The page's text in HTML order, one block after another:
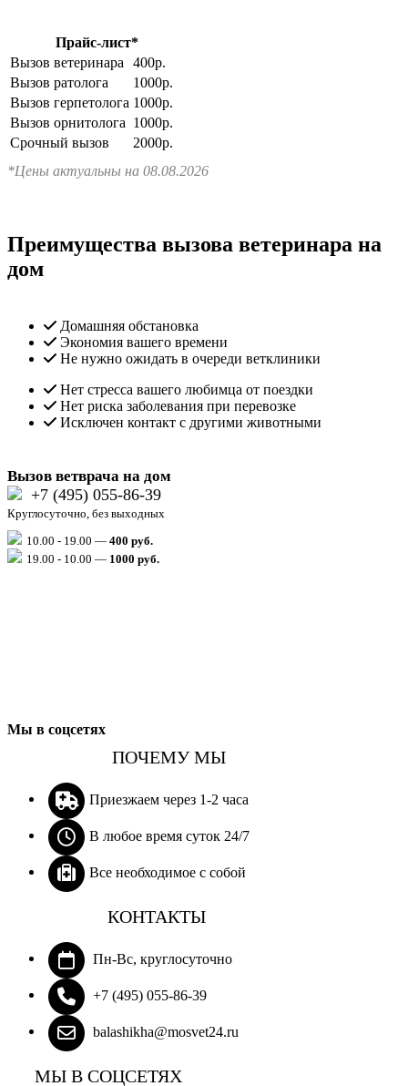
Прайс-лист*
Вызов ветеринара
400р.
Вызов ратолога
1000р.
Вызов герпетолога 1000р.
Вызов орнитолога 1000р.
Срочный вызов
2000р.
*Цены актуальны на 08.08.2026
Преимущества вызова ветеринара на
дом
Домашняя обстановка
Экономия вашего времени
Не нужно ожидать в очереди ветклиники
Нет стресса вашего любимца от поездки
Нет риска заболевания при перевозке
Исключен контакт с другими животными
Вызов ветврача на дом
+7 (495) 055-86-39
Круглосуточно, без выходных
10.00 - 19.00 — 400 руб.
19.00 - 10.00 — 1000 руб.
Мы в соцсетях
ПОЧЕМУ МЫ
Приезжаем через 1-2 часа
В любое время суток 24/7
Все необходимое с собой
КОНТАКТЫ
Пн-Вс, круглосуточно
+7 (495) 055-86-39
balashikha@mosvet24.ru
МЫ В СОЦСЕТЯХ